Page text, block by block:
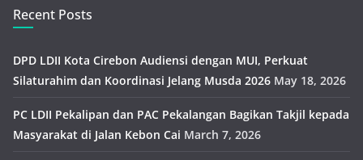
Recent Posts
DPD LDII Kota Cirebon Audiensi dengan MUI, Perkuat
Silaturahim dan Koordinasi Jelang Musda 2026 May 18, 2026
PC LDII Pekalipan dan PAC Pekalangan Bagikan Takjil kepada
Masyarakat di Jalan Kebon Cai March 7, 2026